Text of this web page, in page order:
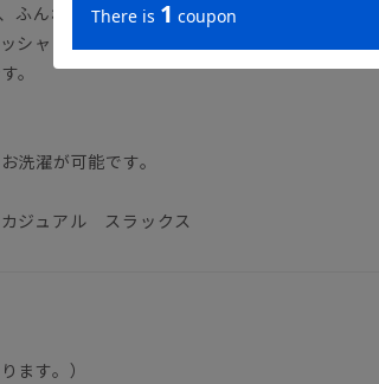
んわりとソフトな質感を表現したTR素材を
ャブル性・2WAYストレッチを兼備した、デ
。
洗濯が可能です。
ジュアル スラックス
ます。）